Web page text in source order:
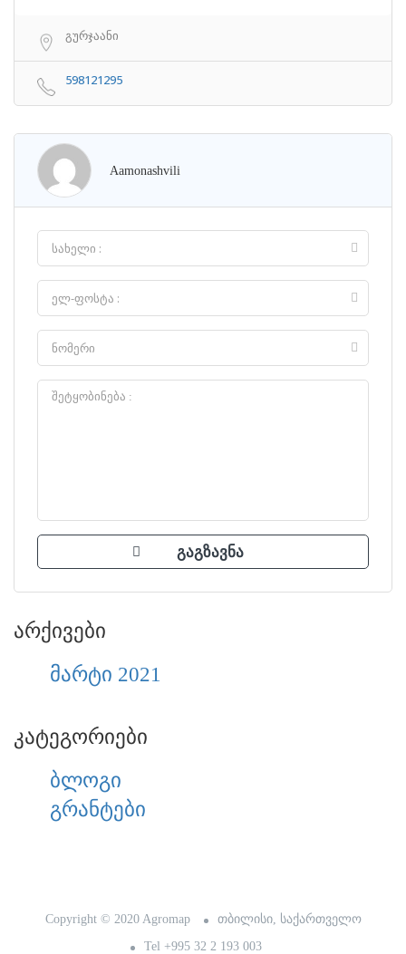
გურჯაანი
598121295
Aamonashvili
არქივები
მარტი 2021
კატეგორიები
ბლოგი
გრანტები
Copyright © 2020 Agromap
თბილისი, საქართველო
Tel +995 32 2 193 003